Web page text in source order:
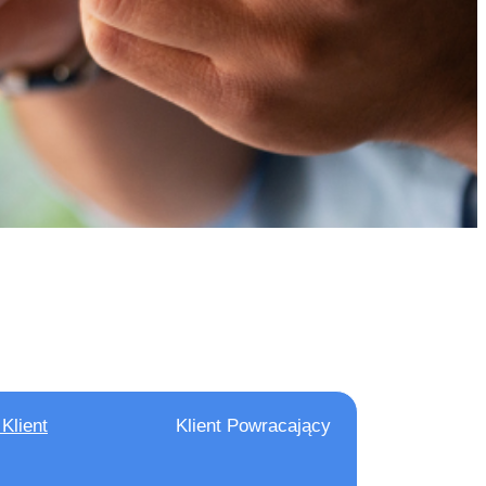
Klient Powracający
Płatnicza
Komisję
22